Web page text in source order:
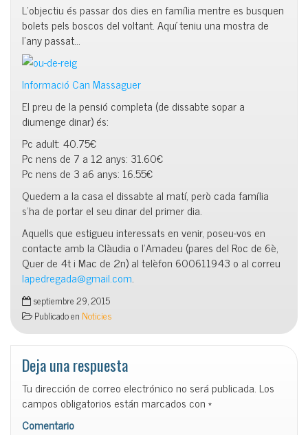
L’objectiu és passar dos dies en família mentre es busquen
bolets pels boscos del voltant. Aquí teniu una mostra de
l’any passat…
Informació Can Massaguer
El preu de la pensió completa (de dissabte sopar a
diumenge dinar) és:
Pc adult: 40.75€
Pc nens de 7 a 12 anys: 31.60€
Pc nens de 3 a6 anys: 16.55€
Quedem a la casa el dissabte al matí, però cada família
s’ha de portar el seu dinar del primer dia.
Aquells que estigueu interessats en venir, poseu-vos en
contacte amb la Clàudia o l’Amadeu (pares del Roc de 6è,
Quer de 4t i Mac de 2n) al telèfon 600611943 o al correu
lapedregada@gmail.com.
septiembre 29, 2015
Publicado en Noticies
Deja una respuesta
Tu dirección de correo electrónico no será publicada. Los
campos obligatorios están marcados con*
Comentario